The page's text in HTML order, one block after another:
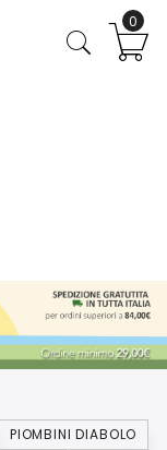
PIOMBINI DIABOLO